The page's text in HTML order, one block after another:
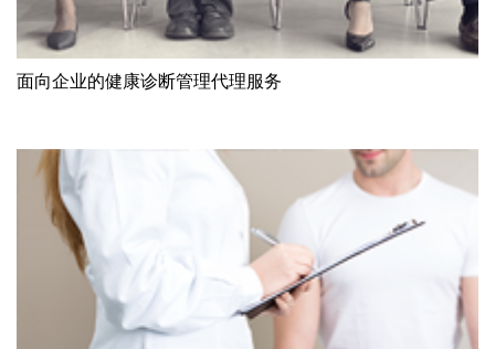
面向企业的健康诊断管理代理服务